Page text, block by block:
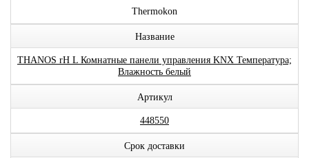
Thermokon
Название
THANOS rH L Комнатные панели управления KNX Температура;
Влажность белый
Артикул
448550
Срок доставки